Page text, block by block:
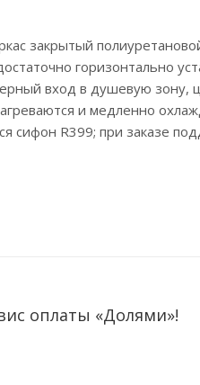
закрытый
горизонтально
вход в душевую зону,
и медленно
сифон R399; при заказе
оплаты «Долями»!